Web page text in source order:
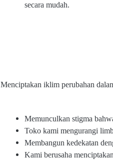
secara mudah.
Menciptakan iklim perubahan
Memunculkan stigma
Toko kami mengurangi
Membangun kedekatan
Kami berusaha